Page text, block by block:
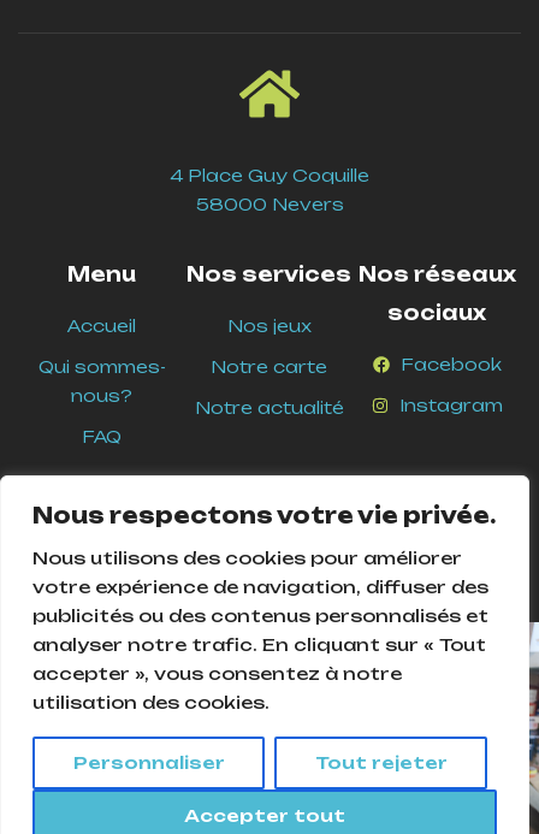
Nous respectons votre vie privée.
Nous utilisons des cookies pour améliorer
votre expérience de navigation, diffuser des
publicités ou des contenus personnalisés et
analyser notre trafic. En cliquant sur « Tout
accepter », vous consentez à notre
utilisation des cookies.
Personnaliser Tout rejeter
Accepter tout
4 Place Guy Coquille
58000 Nevers
Menu
Accueil
Qui sommes-
nous?
FAQ
Nos services
Nos jeux
Notre carte
Notre actualité
Nos réseaux
sociaux
Facebook
Instagram
Création
Agence Mycom
Cookies Pour assurer le bon fonctionnement de ce site, nous
devons parfois enregistrer de petits fichiers de données sur
web font de même.